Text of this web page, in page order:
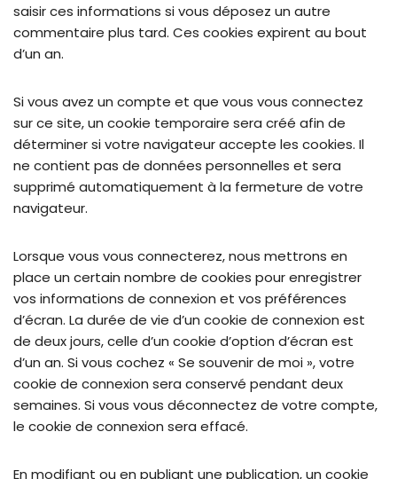
saisir ces informations si vous déposez un autre
commentaire plus tard. Ces cookies expirent au bout
d’un an.
Si vous avez un compte et que vous vous connectez
sur ce site, un cookie temporaire sera créé afin de
déterminer si votre navigateur accepte les cookies. Il
ne contient pas de données personnelles et sera
supprimé automatiquement à la fermeture de votre
navigateur.
Lorsque vous vous connecterez, nous mettrons en
place un certain nombre de cookies pour enregistrer
vos informations de connexion et vos préférences
d’écran. La durée de vie d’un cookie de connexion est
de deux jours, celle d’un cookie d’option d’écran est
d’un an. Si vous cochez « Se souvenir de moi », votre
cookie de connexion sera conservé pendant deux
semaines. Si vous vous déconnectez de votre compte,
le cookie de connexion sera effacé.
En modifiant ou en publiant une publication, un cookie